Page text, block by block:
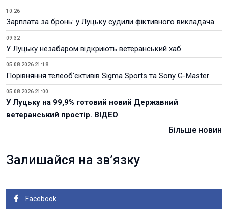
10:26
Зарплата за бронь: у Луцьку судили фіктивного викладача
09:32
У Луцьку незабаром відкриють ветеранський хаб
05.08.2026 21:18
Порівняння телеоб'єктивів Sigma Sports та Sony G-Master
05.08.2026 21:00
У Луцьку на 99,9% готовий новий Державний
ветеранський простір. ВІДЕО
Більше новин
Залишайся на зв’язку
Facebook